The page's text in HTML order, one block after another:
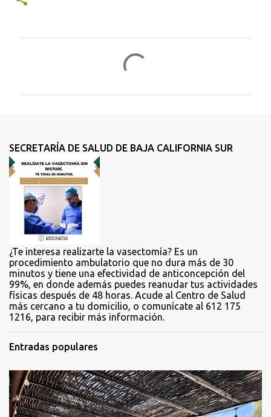
t
r
o
SECRETARÍA DE SALUD DE BAJA CALIFORNIA SUR
¿Te interesa realizarte la vasectomía? Es un
procedimiento ambulatorio que no dura más de 30
minutos y tiene una efectividad de anticoncepción del
99%, en donde además puedes reanudar tus actividades
físicas después de 48 horas. Acude al Centro de Salud
más cercano a tu domicilio, o comunícate al 612 175
1216, para recibir más información.
Entradas populares